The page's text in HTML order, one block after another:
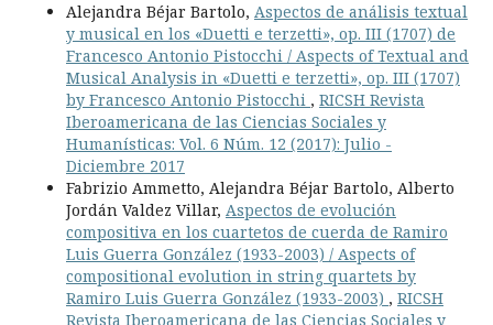
Alejandra Béjar Bartolo, Aspectos de análisis textual
y musical en los «Duetti e terzetti», op. III (1707) de
Francesco Antonio Pistocchi / Aspects of Textual and
Musical Analysis in «Duetti e terzetti», op. III (1707)
by Francesco Antonio Pistocchi , RICSH Revista
Iberoamericana de las Ciencias Sociales y
Humanísticas: Vol. 6 Núm. 12 (2017): Julio -
Diciembre 2017
Fabrizio Ammetto, Alejandra Béjar Bartolo, Alberto
Jordán Valdez Villar, Aspectos de evolución
compositiva en los cuartetos de cuerda de Ramiro
Luis Guerra González (1933-2003) / Aspects of
compositional evolution in string quartets by
Ramiro Luis Guerra González (1933-2003) , RICSH
Revista Iberoamericana de las Ciencias Sociales y